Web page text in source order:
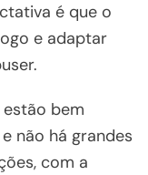
é que o
e adaptar
bem
não há grandes
com a